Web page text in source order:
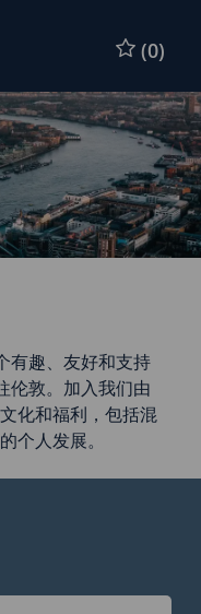
(0)
有趣、友好和支持
伦敦。加入我们由
化和福利，包括混
个人发展。